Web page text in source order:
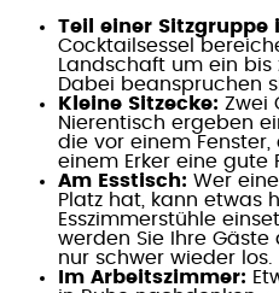
Teil einer Sitzgruppe
Cocktailsessel
Landschaft um ein bis
Dabei beanspruchen
Kleine Sitzecke: Zwei
Nierentisch ergeben
die vor einem
einem Erker eine gute
Am Esstisch: Wer
Platz hat, kann etwas
Esszimmerstühle
werden Sie Ihre
nur schwer wieder los.
Im Arbeitszimmer: